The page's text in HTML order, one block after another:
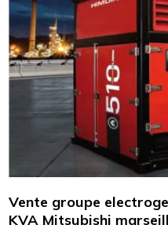
Vente groupe
KVA Mitsubishi